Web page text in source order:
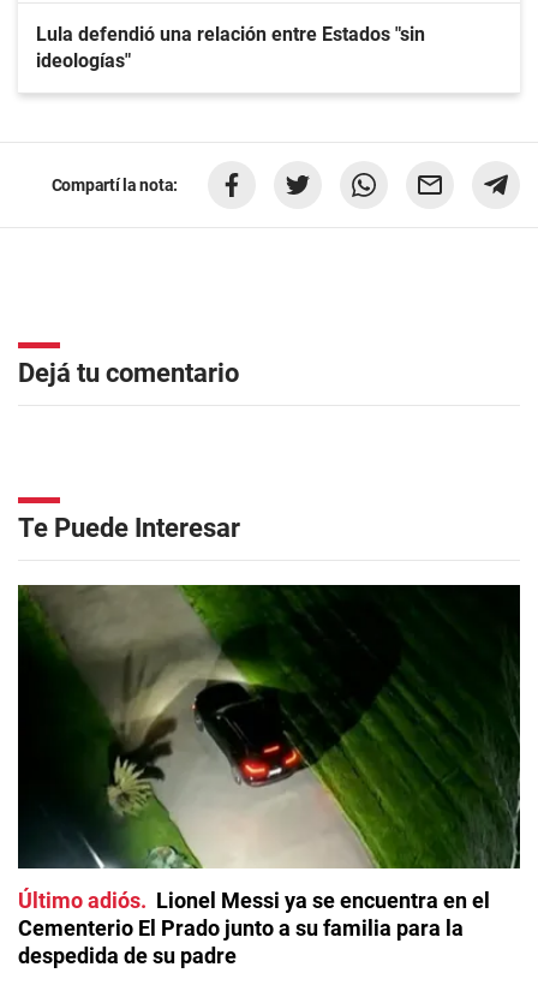
Lula defendió una relación entre Estados "sin
ideologías"
Compartí la nota:
Dejá tu comentario
Te Puede Interesar
Último adiós
Lionel Messi ya se encuentra en el
Cementerio El Prado junto a su familia para la
despedida de su padre